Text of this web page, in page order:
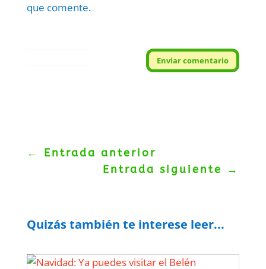
que comente.
Enviar comentario
← Entrada anterior
Entrada siguiente
→
Quizás también te interese leer...